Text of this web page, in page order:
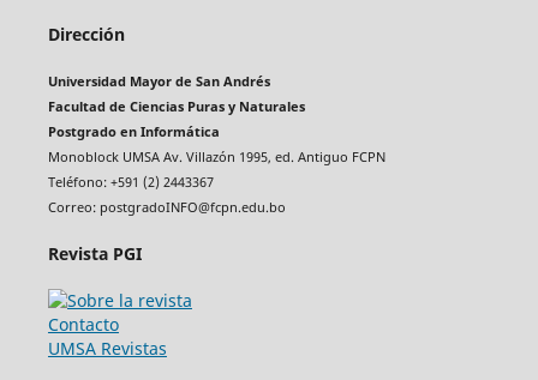
Dirección
Universidad Mayor de San Andrés
Facultad de Ciencias Puras y Naturales
Postgrado en Informática
Monoblock UMSA Av. Villazón 1995, ed. Antiguo FCPN
Teléfono: +591 (2) 2443367
Correo: postgradoINFO@fcpn.edu.bo
Revista PGI
Contacto
UMSA Revistas